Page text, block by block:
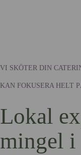
VI SKÖTER DIN
KAN FOKUSERA HELT
Lokal
mingel i